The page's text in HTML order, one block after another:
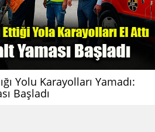
Yolu Karayolları Yamadı:
Başladı